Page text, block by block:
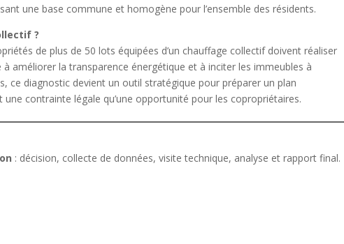
une base commune et homogène pour l’ensemble des résidents.
?
de plus de 50 lots équipées d’un chauffage collectif doivent réaliser
à améliorer la transparence énergétique et à inciter les immeubles à
ce diagnostic devient un outil stratégique pour préparer un plan
contrainte légale qu’une opportunité pour les copropriétaires.
: décision, collecte de données, visite technique, analyse et rapport final.